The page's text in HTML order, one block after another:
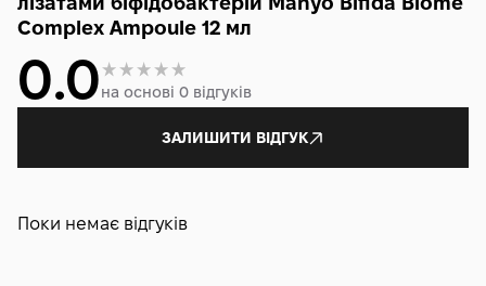
Complex Ampoule 12 мл
0.0на основі 0 відгуків
ЗАЛИШИТИ ВІДГУК
Поки немає відгуків